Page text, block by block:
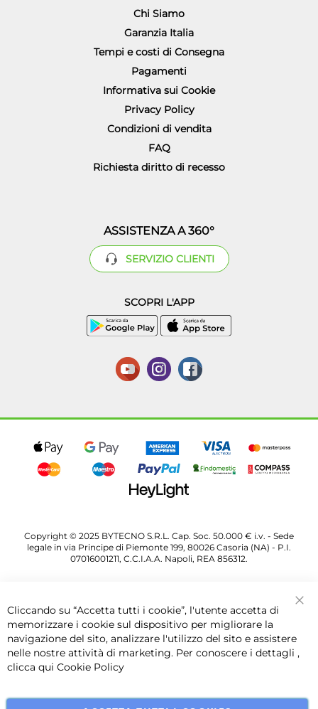
Chi Siamo
Garanzia Italia
Tempi e costi di Consegna
Pagamenti
Informativa sui Cookie
Privacy Policy
Condizioni di vendita
FAQ
Richiesta diritto di recesso
ASSISTENZA A 360°
SERVIZIO CLIENTI
SCOPRI L'APP
Copyright © 2025 BYTECNO S.R.L. Cap. Soc. 50.000 € i.v. - Sede
legale in via Principe di Piemonte 199, 80026 Casoria (NA) - P.I.
07016001211, C.C.I.A.A. Napoli, REA 856312.
Cliccando su “Accetta tutti i cookie”, l'utente accetta di
memorizzare i cookie sul dispositivo per migliorare la
navigazione del sito, analizzare l'utilizzo del sito e assistere
nelle nostre attività di marketing. Per conoscere i dettagli ,
clicca qui Cookie Policy